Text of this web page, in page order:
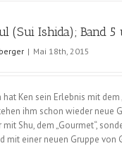
(Sui Ishida); Band 5
| Mai 18th, 2015
Ken sein Erlebnis mit dem
ihm schon wieder neue
mit Shu, dem „Gourmet“,
mit einer neuen Gruppe von